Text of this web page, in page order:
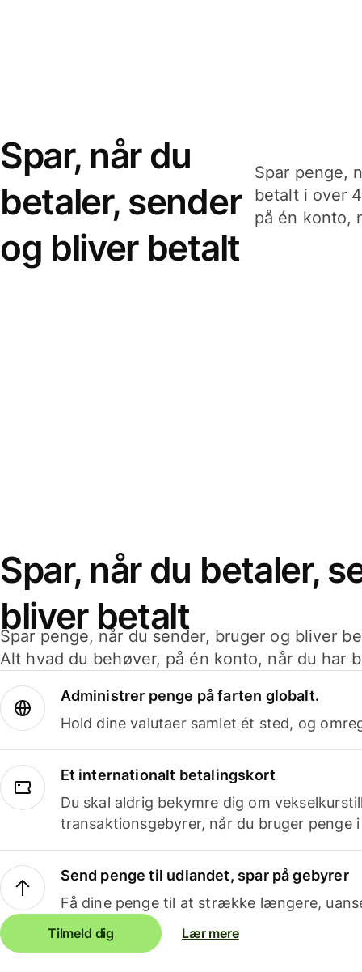
Spar, når du
betaler, sender
og bliver betalt
Spar penge,
betalt i over
på én konto,
Spar, når du betaler,
bliver betalt
Spar penge, når du sender, bruger og bliver
Alt hvad du behøver, på én konto, når du har
Administrer penge på farten globalt.
Hold dine valutaer samlet ét sted, og
Et internationalt betalingskort
Du skal aldrig bekymre dig om
transaktionsgebyrer, når du bruger penge
Send penge til udlandet, spar på gebyrer
Få dine penge til at strække længere,
Tilmeld dig Lær mere